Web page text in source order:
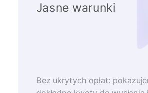
Jasne warunki
Bez ukrytych opłat: